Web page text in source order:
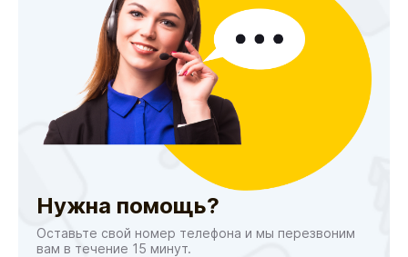
Нужна помощь?
Оставьте свой номер телефона и мы перезвоним
вам в течение 15 минут.